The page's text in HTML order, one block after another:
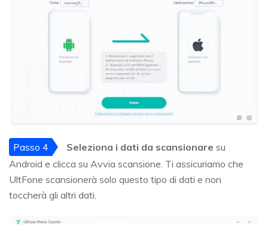
Passo 4 Seleziona i dati da scansionare su
Android e clicca su Avvia scansione. Ti assicuriamo che
UltFone scansionerà solo questo tipo di dati e non
toccherà gli altri dati.